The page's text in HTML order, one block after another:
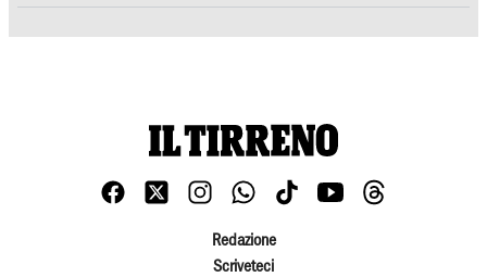
Redazione
Scriveteci